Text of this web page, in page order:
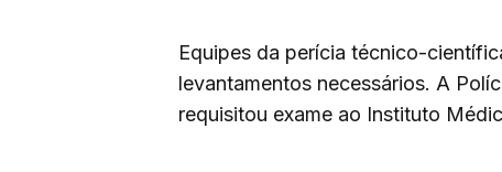
Equipes da perícia técnico-
levantamentos necessários. A
requisitou exame ao Instituto